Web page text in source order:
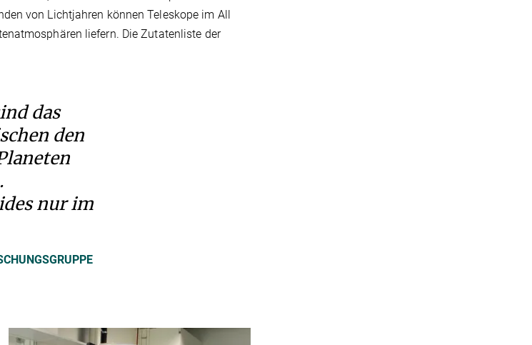
von Lichtjahren können Teleskope im All
liefern. Die Zutatenliste der
das
den
nur im